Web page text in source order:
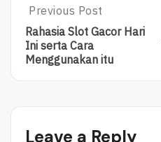
Post
navigation
Previous
Post:
Rahasia
Slot
Gacor
Previous Post
Rahasia Slot Gacor Hari
Ini serta Cara
Menggunakan itu
Leave a Reply